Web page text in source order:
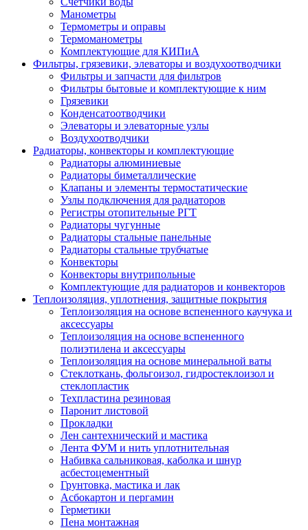
Манометры
Термометры и оправы
Термоманометры
Комплектующие для КИПиА
Фильтры, грязевики, элеваторы и воздухоотводчики
Фильтры и запчасти для фильтров
Фильтры бытовые и комплектующие к ним
Грязевики
Конденсатоотводчики
Элеваторы и элеваторные узлы
Воздухоотводчики
Радиаторы, конвекторы и комплектующие
Радиаторы алюминиевые
Радиаторы биметаллические
Клапаны и элементы термостатические
Узлы подключения для радиаторов
Регистры отопительные РГТ
Радиаторы чугунные
Радиаторы стальные панельные
Радиаторы стальные трубчатые
Конвекторы
Конвекторы внутрипольные
Комплектующие для радиаторов и конвекторов
Теплоизоляция, уплотнения, защитные покрытия
Теплоизоляция на основе вспененного каучука и
аксессуары
Теплоизоляция на основе вспененного
полиэтилена и аксессуары
Теплоизоляция на основе минеральной ваты
Стеклоткань, фольгоизол, гидростеклоизол и
стеклопластик
Техпластина резиновая
Паронит листовой
Прокладки
Лен сантехнический и мастика
Лента ФУМ и нить уплотнительная
Набивка сальниковая, каболка и шнур
асбестоцементный
Грунтовка, мастика и лак
Асбокартон и пергамин
Герметики
Пена монтажная